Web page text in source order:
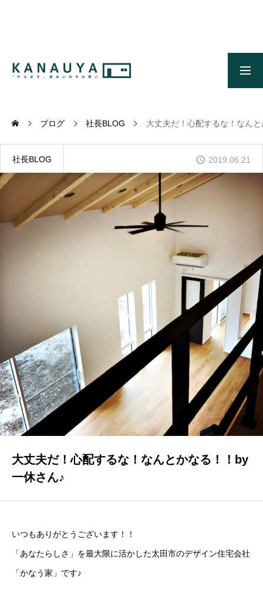
施工事例
ONLINE MODEL HOUSE
オンライン展示場
WORKS
かなう家が設計施工した住まいの写真
COMPANY
株式会社かなう家の紹介
STAFF
スタッフ紹介
BLOG
「本日も絶好調さまです！』代表・窪田 純一のブログ
CONTACT
お問い合わせ
ブログ 社長BLOG 大丈夫だ！心配するな！なん
社長BLOG 2019.06.21
大丈夫だ！心配するな！なんとかなる！！by
一休さん♪
いつもありがとうございます！！
「あなたらしさ」を最大限に活かした太田市のデザイン住宅会社
「かなう家」です♪